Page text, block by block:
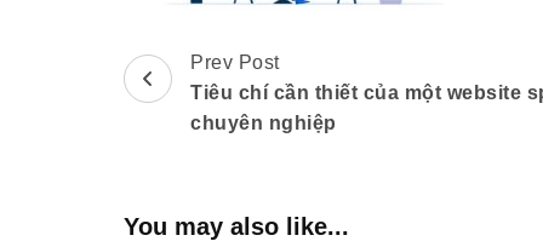
Post
Navigation
Prev Post
Tiêu chí cần thiết của một website
chuyên nghiệp
You may also like...